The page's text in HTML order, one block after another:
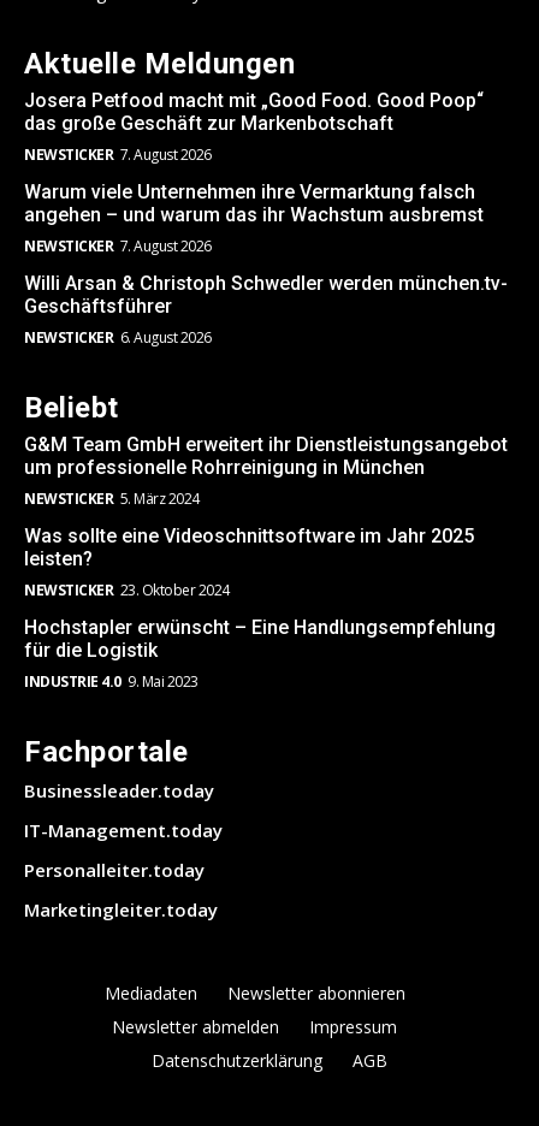
Aktuelle Meldungen
Josera Petfood macht mit „Good Food. Good Poop“
das große Geschäft zur Markenbotschaft
NEWSTICKER 7. August 2026
Warum viele Unternehmen ihre Vermarktung falsch
angehen – und warum das ihr Wachstum ausbremst
NEWSTICKER 7. August 2026
Willi Arsan & Christoph Schwedler werden münchen.tv-
Geschäftsführer
NEWSTICKER 6. August 2026
Beliebt
G&M Team GmbH erweitert ihr Dienstleistungsangebot
um professionelle Rohrreinigung in München
NEWSTICKER 5. März 2024
Was sollte eine Videoschnittsoftware im Jahr 2025
leisten?
NEWSTICKER 23. Oktober 2024
Hochstapler erwünscht – Eine Handlungsempfehlung
für die Logistik
INDUSTRIE 4.0 9. Mai 2023
Fachportale
Businessleader.today
IT-Management.today
Personalleiter.today
Marketingleiter.today
Mediadaten
Newsletter abonnieren
Newsletter abmelden
Impressum
Datenschutzerklärung
AGB